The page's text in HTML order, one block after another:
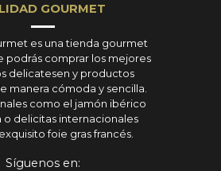
GOURMET
es una tienda gourmet
podrás comprar los mejores
delicatesen y productos
manera cómoda y sencilla.
como el jamón ibérico
o delicitas internacionales
foie gras francés.
Síguenos en: